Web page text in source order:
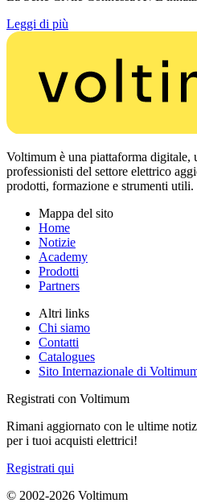
Leggi di più
Voltimum è una piattaforma digitale,
professionisti del settore elettrico
prodotti, formazione e strumenti utili.
Mappa del sito
Home
Notizie
Academy
Prodotti
Partners
Altri links
Chi siamo
Contatti
Catalogues
Sito Internazionale di
Registrati con Voltimum
Rimani aggiornato con le ultime
per i tuoi acquisti elettrici!
Registrati qui
© 2002-2026 Voltimum